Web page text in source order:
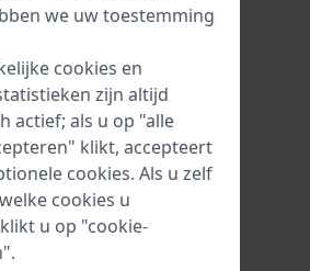
stalen
16mm
we uw toestemming
cookies en
zijn altijd
actief; als u op "alle
klikt, accepteert
cookies. Als u zelf
cookies u
u op "cookie-